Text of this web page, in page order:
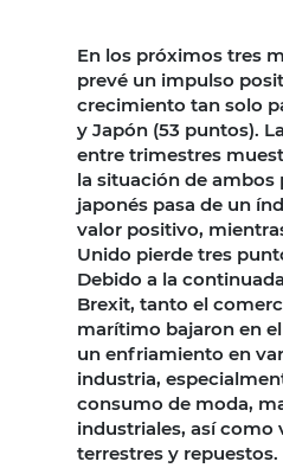
En los próximos tres
prevé un impulso
crecimiento tan solo
y Japón (53 puntos).
entre trimestres
la situación de ambos
japonés pasa de un
valor positivo,
Unido pierde tres
Debido a la
Brexit, tanto el
marítimo bajaron en
un enfriamiento en
industria,
consumo de moda,
industriales, así como
terrestres y